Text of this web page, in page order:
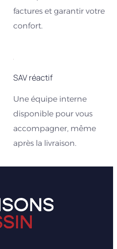
factures et garantir votre
confort.
SAV réactif
Une équipe interne
disponible pour vous
accompagner, même
après la livraison.